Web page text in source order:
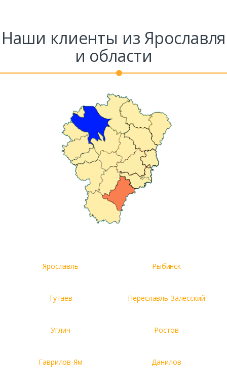
Наши клиенты из Ярославля
и области
Ярославль Рыбинск
Тутаев Переславль-Залесский
Углич Ростов
Гаврилов-Ям Данилов